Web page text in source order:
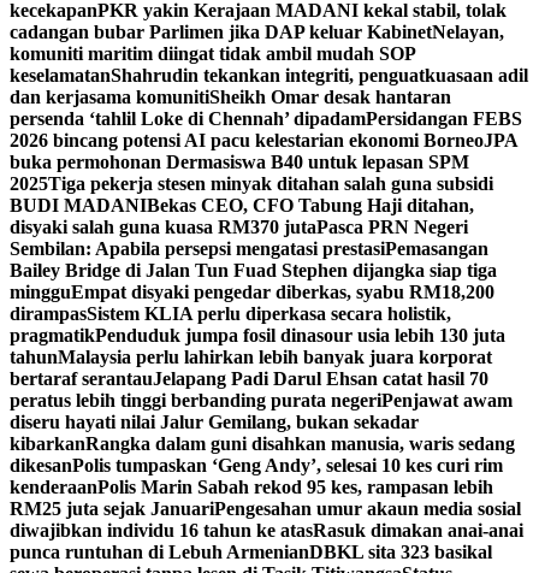
kecekapanPKR yakin Kerajaan MADANI kekal stabil, tolak
cadangan bubar Parlimen jika DAP keluar KabinetNelayan,
komuniti maritim diingat tidak ambil mudah SOP
keselamatanShahrudin tekankan integriti, penguatkuasaan adil
dan kerjasama komunitiSheikh Omar desak hantaran
persenda ‘tahlil Loke di Chennah’ dipadamPersidangan FEBS
2026 bincang potensi AI pacu kelestarian ekonomi BorneoJPA
buka permohonan Dermasiswa B40 untuk lepasan SPM
2025Tiga pekerja stesen minyak ditahan salah guna subsidi
BUDI MADANIBekas CEO, CFO Tabung Haji ditahan,
disyaki salah guna kuasa RM370 jutaPasca PRN Negeri
Sembilan: Apabila persepsi mengatasi prestasiPemasangan
Bailey Bridge di Jalan Tun Fuad Stephen dijangka siap tiga
mingguEmpat disyaki pengedar diberkas, syabu RM18,200
dirampasSistem KLIA perlu diperkasa secara holistik,
pragmatikPenduduk jumpa fosil dinasour usia lebih 130 juta
tahunMalaysia perlu lahirkan lebih banyak juara korporat
bertaraf serantauJelapang Padi Darul Ehsan catat hasil 70
peratus lebih tinggi berbanding purata negeriPenjawat awam
diseru hayati nilai Jalur Gemilang, bukan sekadar
kibarkanRangka dalam guni disahkan manusia, waris sedang
dikesanPolis tumpaskan ‘Geng Andy’, selesai 10 kes curi rim
kenderaanPolis Marin Sabah rekod 95 kes, rampasan lebih
RM25 juta sejak JanuariPengesahan umur akaun media sosial
diwajibkan individu 16 tahun ke atasRasuk dimakan anai-anai
punca runtuhan di Lebuh ArmenianDBKL sita 323 basikal